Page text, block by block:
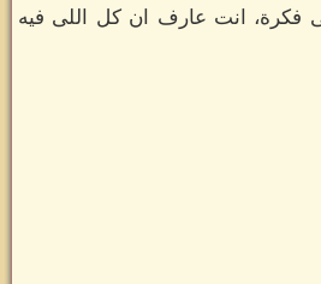
فكرة، انت عارف ان كل اللى فيه